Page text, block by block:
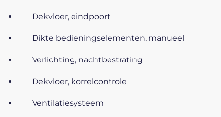
Dekvloer, eindpoort
Dikte bedieningselementen, manueel
Verlichting, nachtbestrating
Dekvloer, korrelcontrole
Ventilatiesysteem